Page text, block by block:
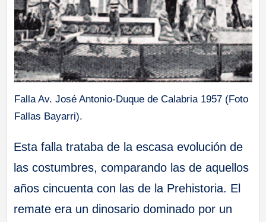
Falla Av. José Antonio-Duque de Calabria 1957 (Foto
Fallas Bayarri).
Esta falla trataba de la escasa evolución de
las costumbres, comparando las de aquellos
años cincuenta con las de la Prehistoria. El
remate era un dinosario dominado por un